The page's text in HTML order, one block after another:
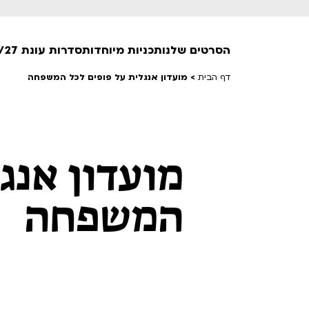
הסרטים שלנו
סרט פלוס
לילדים ולכל המשפחה
הקרנות על פופים
מועדון אנגלית לקטנטנים
תכניות מיוחדותסדרות עונת 26/27
דף הבית > מועדון אנגלית על פופים לכל המשפחה
מועדון
המשפחה